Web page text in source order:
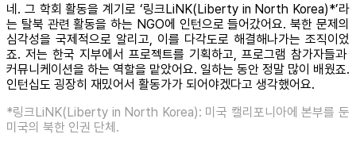
네. 그 학회 활동을 계기로 ‘링크LiNK(Liberty in North Korea)*’라
는 탈북 관련 활동을 하는 NGO에 인턴으로 들어갔어요. 북한 문제의
심각성을 국제적으로 알리고, 이를 다각도로 해결해나가는 조직이었
죠. 저는 한국 지부에서 프로젝트를 기획하고, 프로그램 참가자들과
커뮤니케이션을 하는 역할을 맡았어요. 일하는 동안 정말 많이 배웠죠.
인턴십도 굉장히 재밌어서 활동가가 되어야겠다고 생각했어요.
*링크LiNK(Liberty in North Korea): 미국 캘리포니아에 본부를 둔
미국의 북한 인권 단체.